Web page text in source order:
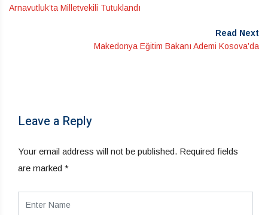
Arnavutluk’ta Milletvekili Tutuklandı
Read Next
Makedonya Eğitim Bakanı Ademi Kosova’da
Leave a Reply
Your email address will not be published. Required fields
are marked *